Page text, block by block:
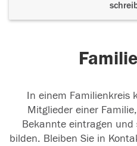
In einem Familienkreis
Mitglieder einer
Bekannte eintragen und
bilden. Bleiben Sie in